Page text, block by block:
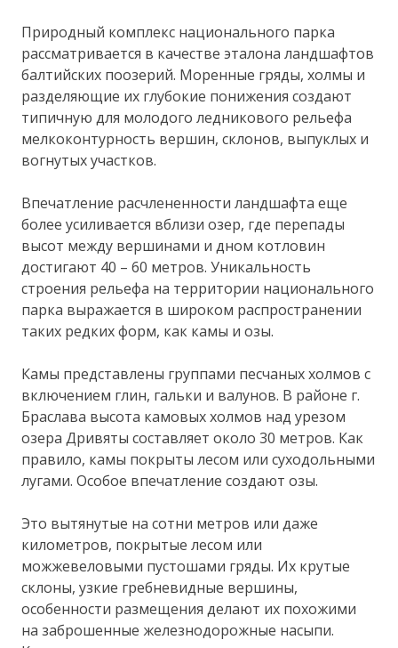
Природный комплекс национального парка
рассматривается в качестве эталона ландшафтов
балтийских поозерий. Моренные гряды, холмы и
разделяющие их глубокие понижения создают
типичную для молодого ледникового рельефа
мелкоконтурность вершин, склонов, выпуклых и
вогнутых участков.
Впечатление расчлененности ландшафта еще
более усиливается вблизи озер, где перепады
высот между вершинами и дном котловин
достигают 40 – 60 метров. Уникальность
строения рельефа на территории национального
парка выражается в широком распространении
таких редких форм, как камы и озы.
Камы представлены группами песчаных холмов с
включением глин, гальки и валунов. В районе г.
Браслава высота камовых холмов над урезом
озера Дривяты составляет около 30 метров. Как
правило, камы покрыты лесом или суходольными
лугами. Особое впечатление создают озы.
Это вытянутые на сотни метров или даже
километров, покрытые лесом или
можжевеловыми пустошами гряды. Их крутые
склоны, узкие гребневидные вершины,
особенности размещения делают их похожими
на заброшенные железнодорожные насыпи.